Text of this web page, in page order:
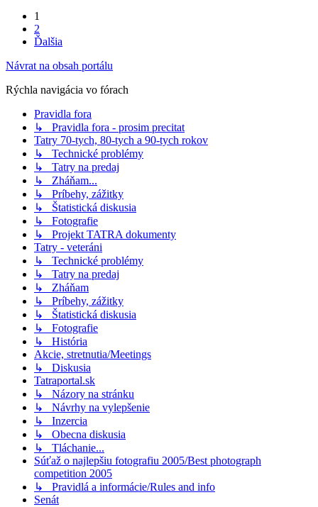
1
2
Ďalšia
Návrat na obsah portálu
Rýchla navigácia vo fórach
Pravidla fora
↳ Pravidla fora - prosim precitat
Tatry 70-tych, 80-tych a 90-tych rokov
↳ Technické problémy
↳ Tatry na predaj
↳ Zháňam...
↳ Príbehy, zážitky
↳ Štatistická diskusia
↳ Fotografie
↳ Projekt TATRA dokumenty
Tatry - veteráni
↳ Technické problémy
↳ Tatry na predaj
↳ Zháňam
↳ Príbehy, zážitky
↳ Štatistická diskusia
↳ Fotografie
↳ História
Akcie, stretnutia/Meetings
↳ Diskusia
Tatraportal.sk
↳ Názory na stránku
↳ Návrhy na vylepšenie
↳ Inzercia
↳ Obecna diskusia
↳ Tláchanie...
Súťaž o najlepšiu fotografiu 2005/Best photograph
competition 2005
↳ Pravidlá a informácie/Rules and info
Senát